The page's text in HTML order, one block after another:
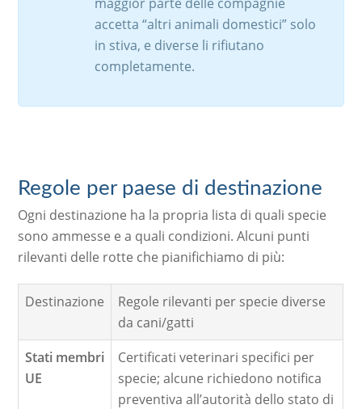
accetta “altri animali domestici” solo
in stiva, e diverse li rifiutano
completamente.
Regole per paese di destinazione
Ogni destinazione ha la propria lista di quali specie
sono ammesse e a quali condizioni. Alcuni punti
rilevanti delle rotte che pianifichiamo di più:
Destinazione
Regole rilevanti per specie diverse
da cani/gatti
Stati membri
UE
Certificati veterinari specifici per
specie; alcune richiedono notifica
preventiva all’autorità dello stato di